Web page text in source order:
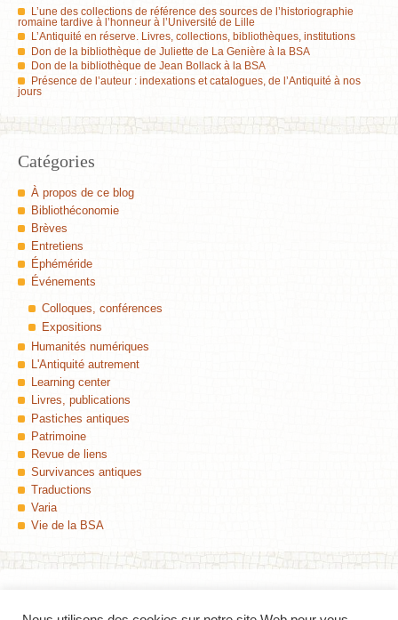
L’une des collections de référence des sources de l’historiographie
romaine tardive à l’honneur à l’Université de Lille
L’Antiquité en réserve. Livres, collections, bibliothèques, institutions
Don de la bibliothèque de Juliette de La Genière à la BSA
Don de la bibliothèque de Jean Bollack à la BSA
Présence de l’auteur : indexations et catalogues, de l’Antiquité à nos
jours
Catégories
À propos de ce blog
Bibliothéconomie
Brèves
Entretiens
Éphéméride
Événements
Colloques, conférences
Expositions
Humanités numériques
L'Antiquité autrement
Learning center
Livres, publications
Pastiches antiques
Patrimoine
Revue de liens
Survivances antiques
Traductions
Varia
Vie de la BSA